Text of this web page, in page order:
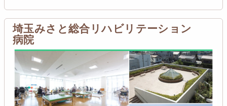
埼玉みさと総合リハビリテーション
病院